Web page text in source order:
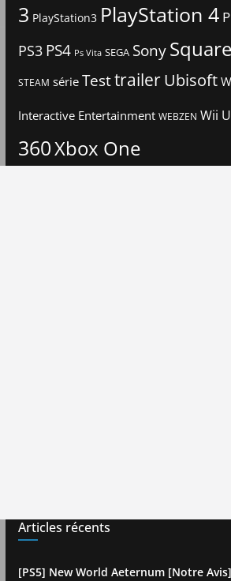
3 PlayStation3 PlayStation 4
PS3 PS4 Ps Vita SEGA Sony
STEAM série TesttrailerUbisoft
Interactive Entertainment WEBZEN Wii U
360Xbox One
Articles récents
[PS5] New World Aeternum [Notre Avis]